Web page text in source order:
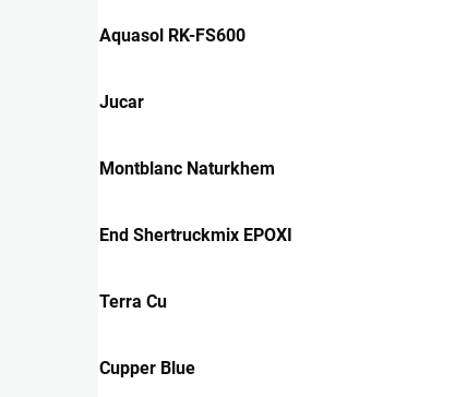
Aquasol RK-FS600
Jucar
Montblanc Naturkhem
End Shertruckmix EPOXI
Terra Cu
Cupper Blue